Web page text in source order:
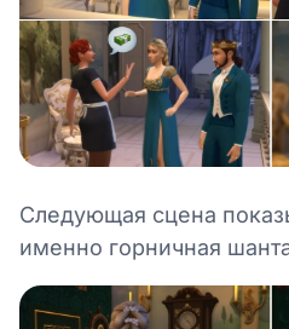
Следующая сцена
именно горничная